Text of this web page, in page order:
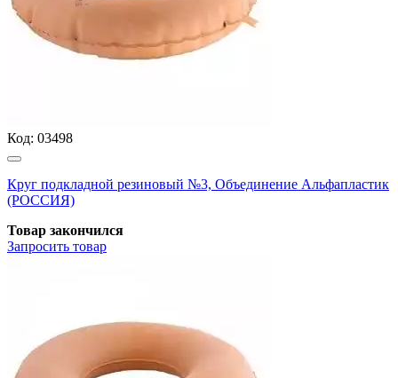
Код: 03498
Круг подкладной резиновый №3, Объединение Альфапластик
(РОССИЯ)
Товар закончился
Запросить товар